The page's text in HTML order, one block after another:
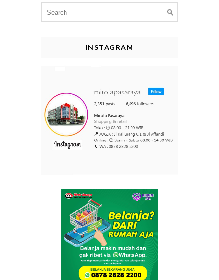
for:
INSTAGRAM